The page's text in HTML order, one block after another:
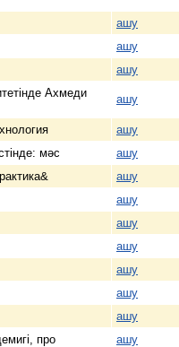
ашу
ашу
ашу
Ахмеди
ашу
ашу
мәс
ашу
ашу
ашу
ашу
ашу
ашу
ашу
ашу
про
ашу